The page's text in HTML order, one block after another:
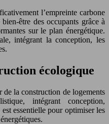
l’empreinte carbone
être des occupants grâce à
sur le plan énergétique.
intégrant la conception, les
écologique
la construction de logements
intégrant conception,
essentielle pour optimiser les